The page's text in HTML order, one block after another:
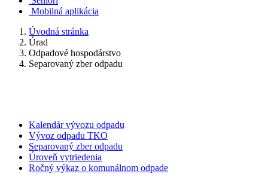
Mobilná aplikácia
Úvodná stránka
Úrad
Odpadové hospodárstvo
Separovaný zber odpadu
Kalendár vývozu odpadu
Vývoz odpadu TKO
Separovaný zber odpadu
Úroveň vytriedenia
Ročný výkaz o komunálnom odpade